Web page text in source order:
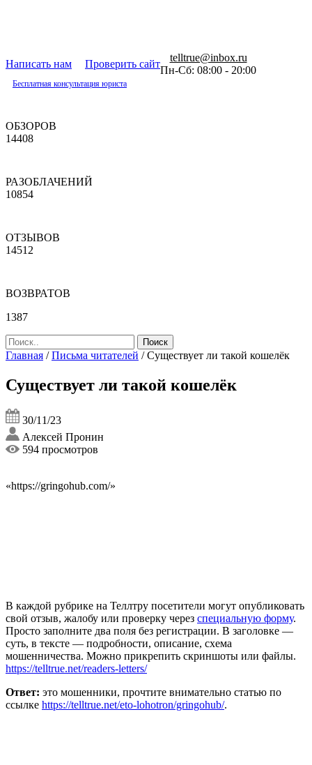
Написать нам Проверить сайт
telltrue@inbox.ru
Пн-Сб: 08:00 - 20:00
Бесплатная консультация юриста
ОБЗОРОВ
14408
РАЗОБЛАЧЕНИЙ
10854
ОТЗЫВОВ
14512
ВОЗВРАТОВ
1387
Главная /Письма читателей /Существует ли такой кошелёк
Существует ли такой кошелёк
30/11/23
Алексей Пронин
594 просмотров
«https://gringohub.com/»
В каждой рубрике на Теллтру посетители могут опубликовать
свой отзыв, жалобу или проверку через специальную форму.
Просто заполните два поля без регистрации. В заголовке —
суть, в тексте — подробности, описание, схема
мошенничества. Можно прикрепить скриншоты или файлы.
https://telltrue.net/readers-letters/
Ответ: это мошенники, прочтите внимательно статью по
ссылке https://telltrue.net/eto-lohotron/gringohub/.